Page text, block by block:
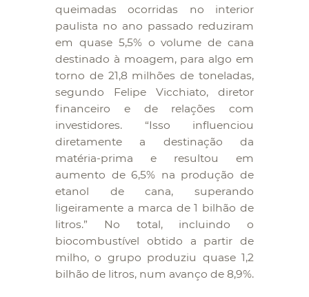
queimadas ocorridas no interior
paulista no ano passado reduziram
em quase 5,5% o volume de cana
destinado à moagem, para algo em
torno de 21,8 milhões de toneladas,
segundo Felipe Vicchiato, diretor
financeiro e de relações com
investidores. “Isso influenciou
diretamente a destinação da
matéria-prima e resultou em
aumento de 6,5% na produção de
etanol de cana, superando
ligeiramente a marca de 1 bilhão de
litros.” No total, incluindo o
biocombustível obtido a partir de
milho, o grupo produziu quase 1,2
bilhão de litros, num avanço de 8,9%.